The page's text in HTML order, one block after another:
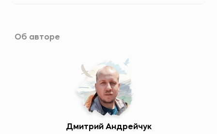
Об авторе
Дмитрий Андрейчук